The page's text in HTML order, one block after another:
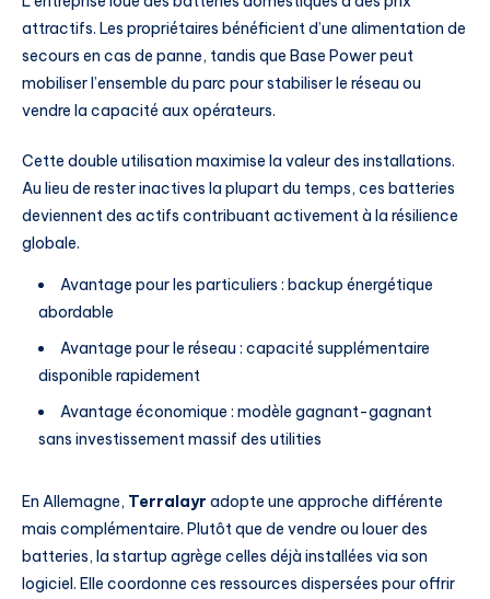
attractifs. Les propriétaires bénéficient d’une alimentation de
secours en cas de panne, tandis que Base Power peut
mobiliser l’ensemble du parc pour stabiliser le réseau ou
vendre la capacité aux opérateurs.
Cette double utilisation maximise la valeur des installations.
Au lieu de rester inactives la plupart du temps, ces batteries
deviennent des actifs contribuant activement à la résilience
globale.
Avantage pour les particuliers : backup énergétique
abordable
Avantage pour le réseau : capacité supplémentaire
disponible rapidement
Avantage économique : modèle gagnant-gagnant
sans investissement massif des utilities
En Allemagne, Terralayr adopte une approche différente
mais complémentaire. Plutôt que de vendre ou louer des
batteries, la startup agrège celles déjà installées via son
logiciel. Elle coordonne ces ressources dispersées pour offrir